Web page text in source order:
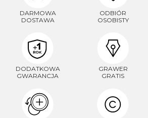
DARMOWA
DOSTAWA
ODBIÓR
OSOBISTY
DODATKOWA
GWARANCJA
GRAWER
GRATIS